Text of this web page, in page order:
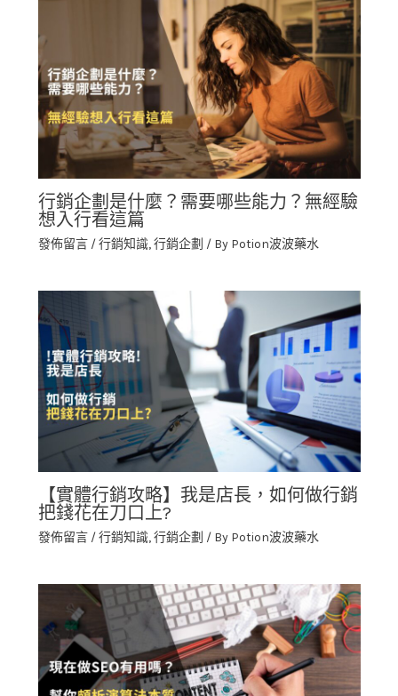
行銷企劃是什麼？需要哪些能力？無經驗
想入行看這篇
發佈留言 /行銷知識,行銷企劃 / By Potion波波藥水
【實體行銷攻略】我是店長，如何做行銷
把錢花在刀口上?
發佈留言 /行銷知識,行銷企劃 / By Potion波波藥水